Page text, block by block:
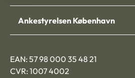
Ankestyrelsen København
EAN: 57 98 000 35 48 21
CVR: 1007 4002